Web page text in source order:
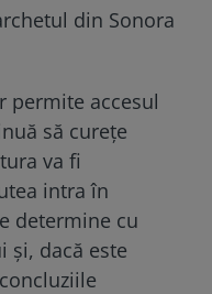
din Sonora
permite accesul
să curețe
va fi
intra în
determine cu
și, dacă este